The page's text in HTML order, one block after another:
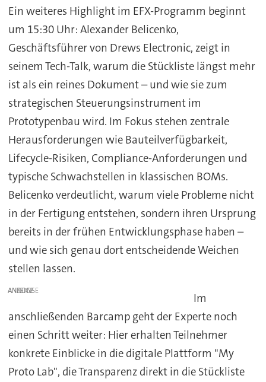
Ein weiteres Highlight im EFX-Programm beginnt
um 15:30 Uhr: Alexander Belicenko,
Geschäftsführer von Drews Electronic, zeigt in
seinem Tech-Talk, warum die Stückliste längst mehr
ist als ein reines Dokument – und wie sie zum
strategischen Steuerungsinstrument im
Prototypenbau wird. Im Fokus stehen zentrale
Herausforderungen wie Bauteilverfügbarkeit,
Lifecycle-Risiken, Compliance-Anforderungen und
typische Schwachstellen in klassischen BOMs.
Belicenko verdeutlicht, warum viele Probleme nicht
in der Fertigung entstehen, sondern ihren Ursprung
bereits in der frühen Entwicklungsphase haben –
und wie sich genau dort entscheidende Weichen
stellen lassen.
ANZEIGE
Im
anschließenden Barcamp geht der Experte noch
einen Schritt weiter: Hier erhalten Teilnehmer
konkrete Einblicke in die digitale Plattform "My
Proto Lab", die Transparenz direkt in die Stückliste